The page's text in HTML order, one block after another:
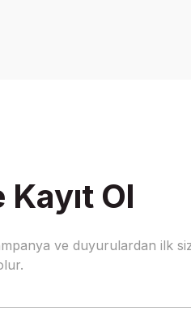
Ol
ve duyurulardan ilk